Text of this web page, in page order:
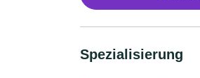
Spezialisierung